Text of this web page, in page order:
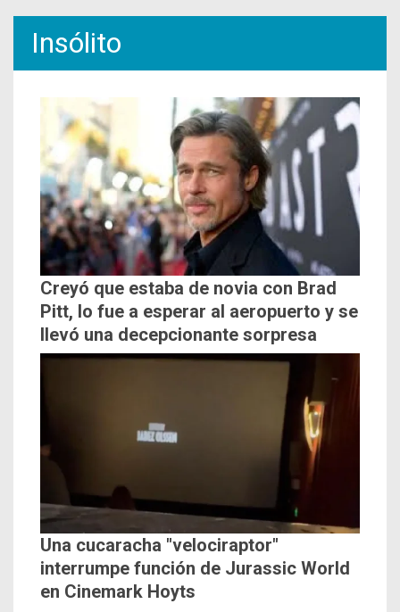
Insólito
Creyó que estaba de novia con Brad
Pitt, lo fue a esperar al aeropuerto y se
llevó una decepcionante sorpresa
Una cucaracha "velociraptor"
interrumpe función de Jurassic World
en Cinemark Hoyts